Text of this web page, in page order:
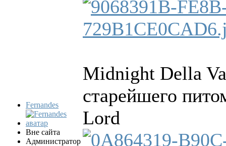
Fernandes
Вне сайта
Администратор
Midnight Della
старейшего
Lord